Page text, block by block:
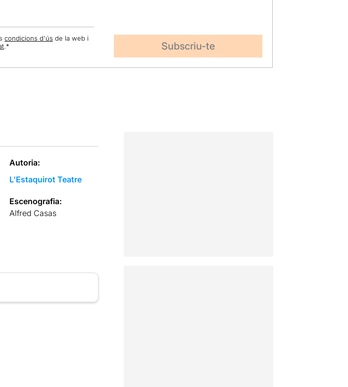
condicions d'ús de la web i
.*
Autoria:
L'Estaquirot Teatre
Escenografia:
Alfred Casas